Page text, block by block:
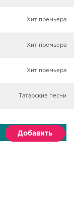
Хит премьера
Хит премьера
Хит премьера
Татарские песни
Добавить